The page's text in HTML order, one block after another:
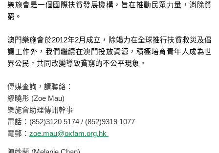
樂施會是一個國際扶貧發展機構，旨在推動民眾力量，消除貧
窮。
澳門樂施會於2012年2月成立，除竭力在全球推行扶貧救災及倡
議工作外，我們繼續在澳門投放資源，積極培育青年人成為世
界公民，共同改變導致貧窮的不公平現象。
傳媒查詢，請聯絡：
繆曉彤 (Zoe Mau)
樂施會助理傳訊幹事
電話：(852)3120 5174 / (852)9319 1077
電郵： zoe.mau@oxfam.org.hk